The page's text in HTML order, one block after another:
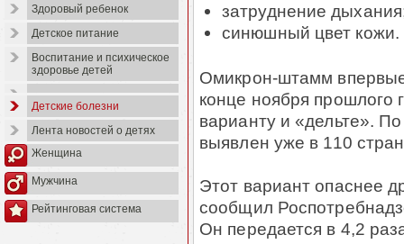
Здоровый ребенок
Детское питание
Воспитание и психическое
здоровье детей
Детские болезни
Лента новостей о детях
Женщина
Мужчина
Рейтинговая система
затруднение
синюшный цвет кожи.
Омикрон-штамм
конце ноября прошлого
варианту и «дельте».
выявлен уже в 110
Этот вариант опаснее
сообщил
Он передается в 4,2